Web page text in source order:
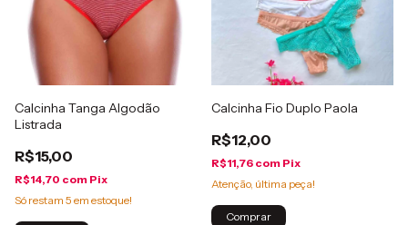
Calcinha Tanga Algodão
Listrada
R$15,00
R$14,70 com Pix
Só restam 5 em estoque!
Calcinha Fio Duplo Paola
R$12,00
R$11,76 com Pix
Atenção, última peça!
Comprar